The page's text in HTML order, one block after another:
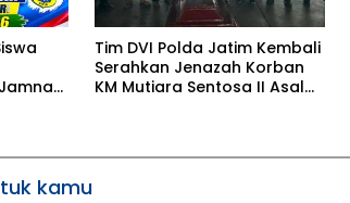
Tim DVI Polda Jatim Kembali
Serahkan Jenazah Korban
KM Mutiara Sentosa II Asal
kamu